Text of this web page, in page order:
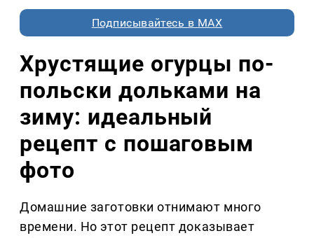
Подписывайтесь в MAX
Хрустящие огурцы по-
польски дольками на
зиму: идеальный
рецепт с пошаговым
фото
Домашние заготовки отнимают много
времени. Но этот рецепт доказывает